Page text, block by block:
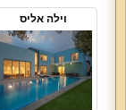
וילה אליס